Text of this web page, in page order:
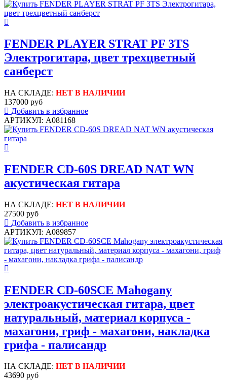
FENDER PLAYER STRAT PF 3TS
Электрогитара, цвет трехцветный
санберст
НА СКЛАДЕ: НЕТ В НАЛИЧИИ
137000 руб
Добавить в избранное
АРТИКУЛ: A081168
FENDER CD-60S DREAD NAT WN
акустическая гитара
НА СКЛАДЕ: НЕТ В НАЛИЧИИ
27500 руб
Добавить в избранное
АРТИКУЛ: A089857
FENDER CD-60SCE Mahogany
электроакустическая гитара, цвет
натуральный, материал корпуса -
махагони, гриф - махагони, накладка
грифа - палисандр
НА СКЛАДЕ: НЕТ В НАЛИЧИИ
43690 руб